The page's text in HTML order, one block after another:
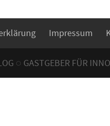
Impressum
◌ GASTGEBER FÜR